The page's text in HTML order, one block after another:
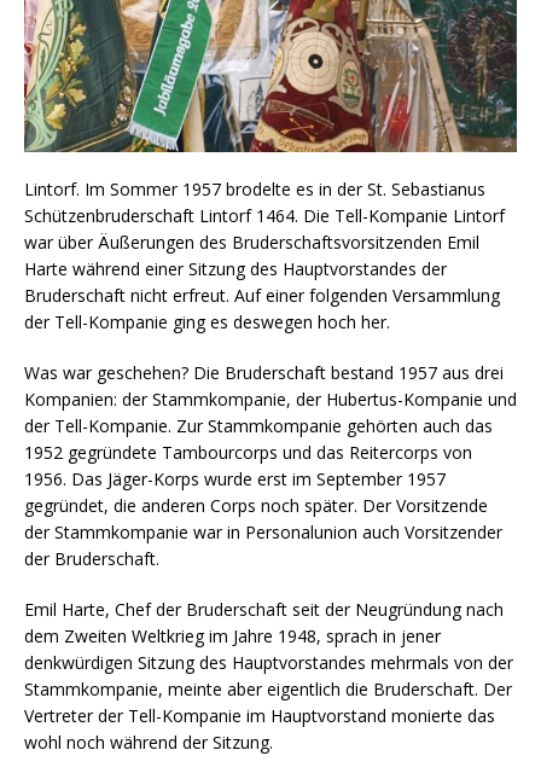
Lintorf. Im Sommer 1957 brodelte es in der St. Sebastianus
Schützenbruderschaft Lintorf 1464. Die Tell-Kompanie Lintorf
war über Äußerungen des Bruderschaftsvorsitzenden Emil
Harte während einer Sitzung des Hauptvorstandes der
Bruderschaft nicht erfreut. Auf einer folgenden Versammlung
der Tell-Kompanie ging es deswegen hoch her.
Was war geschehen? Die Bruderschaft bestand 1957 aus drei
Kompanien: der Stammkompanie, der Hubertus-Kompanie und
der Tell-Kompanie. Zur Stammkompanie gehörten auch das
1952 gegründete Tambourcorps und das Reitercorps von
1956. Das Jäger-Korps wurde erst im September 1957
gegründet, die anderen Corps noch später. Der Vorsitzende
der Stammkompanie war in Personalunion auch Vorsitzender
der Bruderschaft.
Emil Harte, Chef der Bruderschaft seit der Neugründung nach
dem Zweiten Weltkrieg im Jahre 1948, sprach in jener
denkwürdigen Sitzung des Hauptvorstandes mehrmals von der
Stammkompanie, meinte aber eigentlich die Bruderschaft. Der
Vertreter der Tell-Kompanie im Hauptvorstand monierte das
wohl noch während der Sitzung.